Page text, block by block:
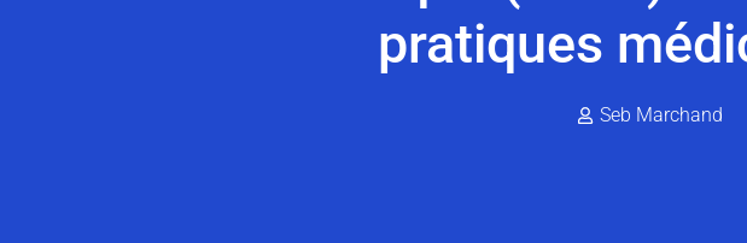
pratiques
Seb Marchand